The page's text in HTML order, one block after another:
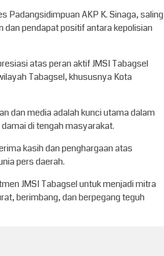
Padangsidimpuan AKP K. Sinaga, saling
dan pendapat positif antara kepolisian
atas peran aktif JMSI Tabagsel
Tabagsel, khususnya Kota
dan media adalah kunci utama dalam
di tengah masyarakat.
kasih dan penghargaan atas
pers daerah.
JMSI Tabagsel untuk menjadi mitra
berimbang, dan berpegang teguh